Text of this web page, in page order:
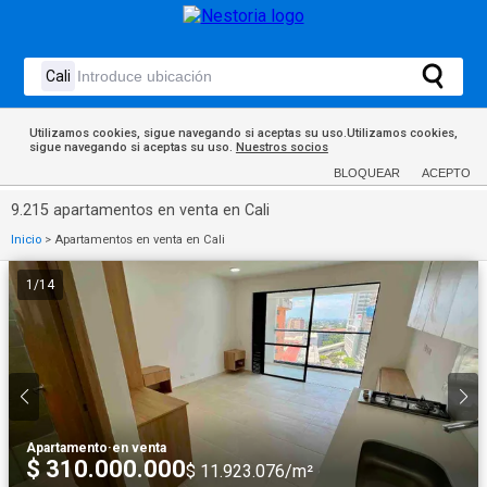
Utilizamos cookies, sigue navegando si aceptas su uso.Utilizamos cookies,
sigue navegando si aceptas su uso. Nuestros socios
BLOQUEAR ACEPTO
9.215 apartamentos en venta en Cali
Inicio > Apartamentos en venta en Cali
1 /14
Apartamento·en venta
$ 310.000.000$ 11.923.076/m²